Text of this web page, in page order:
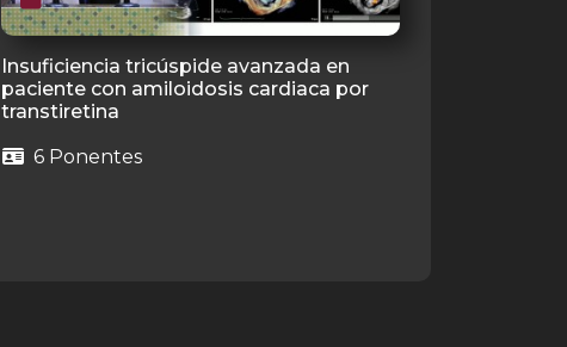
Insuficiencia tricúspide avanzada en
paciente con amiloidosis cardiaca por
transtiretina
6 Ponentes